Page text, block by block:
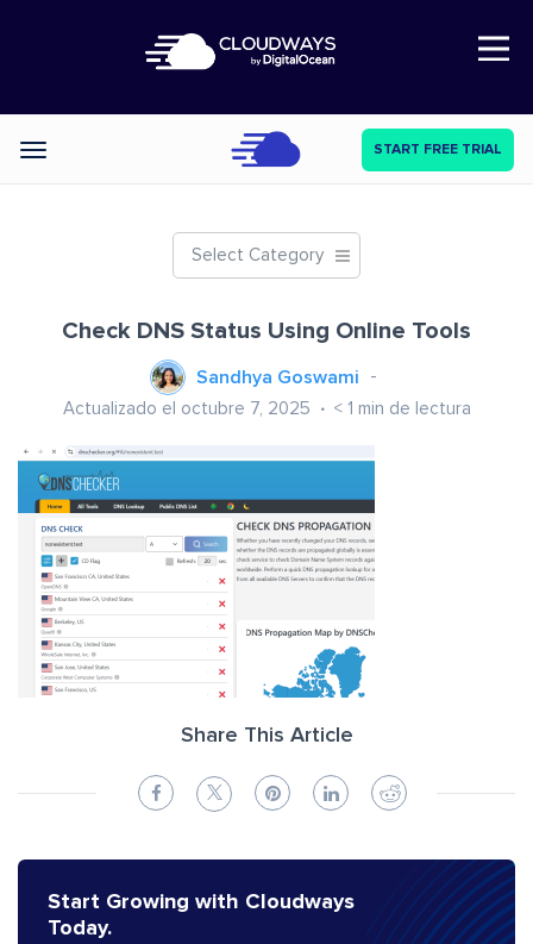
Open Nav
Categories START FREE TRIAL
Select Category
Check DNS Status Using Online Tools
Sandhya Goswami
Actualizado el octubre 7, 2025 < 1 min de lectura
Share This Article
Start Growing with Cloudways
Today.